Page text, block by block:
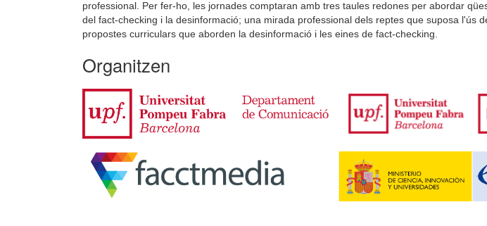
professional. Per fer-ho, les jornades comptaran amb tres taules redones per abordar
del fact-checking i la desinformació; una mirada professional dels reptes que suposa l'ús
propostes curriculars que aborden la desinformació i les eines de fact-checking.
Organitzen